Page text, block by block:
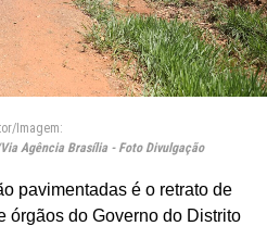
Imagem:
Agência Brasília - Foto Divulgação
pavimentadas é o retrato de
órgãos do Governo do Distrito